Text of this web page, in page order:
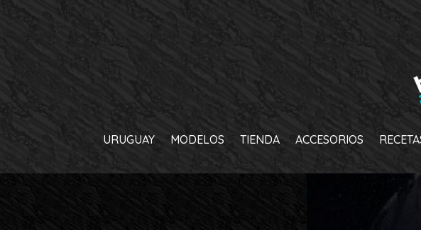
URUGUAY MODELOS TIENDA ACCESORIOS